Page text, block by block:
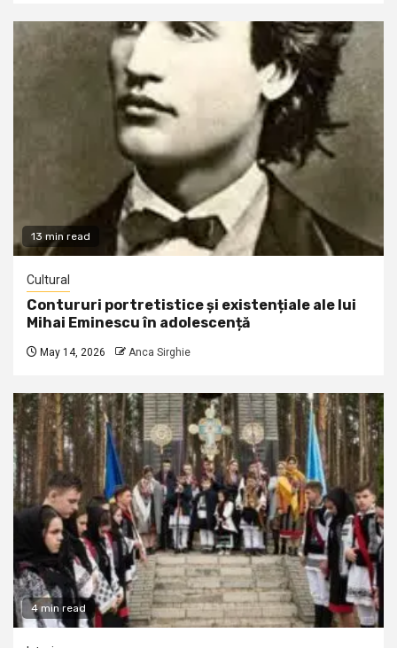
13 min read
Cultural
Contururi portretistice și existențiale ale lui
Mihai Eminescu în adolescență
May 14, 2026 Anca Sirghie
4 min read